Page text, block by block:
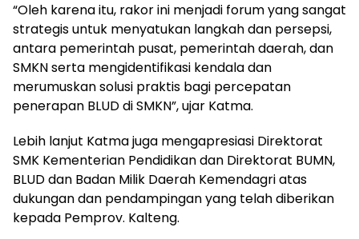
“Oleh karena itu, rakor ini menjadi forum yang sangat
strategis untuk menyatukan langkah dan persepsi,
antara pemerintah pusat, pemerintah daerah, dan
SMKN serta mengidentifikasi kendala dan
merumuskan solusi praktis bagi percepatan
penerapan BLUD di SMKN”, ujar Katma.
Lebih lanjut Katma juga mengapresiasi Direktorat
SMK Kementerian Pendidikan dan Direktorat BUMN,
BLUD dan Badan Milik Daerah Kemendagri atas
dukungan dan pendampingan yang telah diberikan
kepada Pemprov. Kalteng.